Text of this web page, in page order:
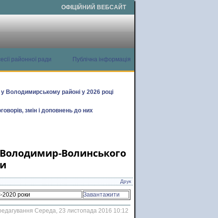
ОФІЦІЙНИЙ ВЕБСАЙТ
районної ради
Публічна інформація
у Володимирському районі у 2026 році
змін і доповнень до них
Волинського
Друк
2020 роки Завантажити
Середа, 23 листопада 2016 10:12